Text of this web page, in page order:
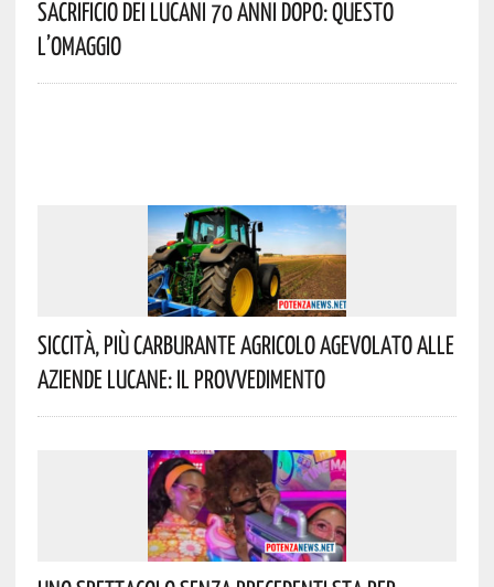
Sacrificio Dei Lucani 70 Anni Dopo: Questo
L’omaggio
Siccità, Più Carburante Agricolo Agevolato Alle
Aziende Lucane: Il Provvedimento